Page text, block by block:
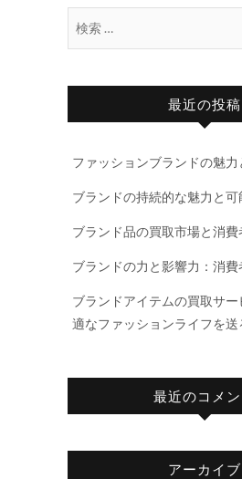
最近の投稿
ファッションブランドの魅
ブランドの持続的な魅力と可
ブランド品の買取市場と消
ブランドの力と影響力：消費
ブランドアイテムの買取サ
適なファッションライフを送
最近のコメン
アーカイブ